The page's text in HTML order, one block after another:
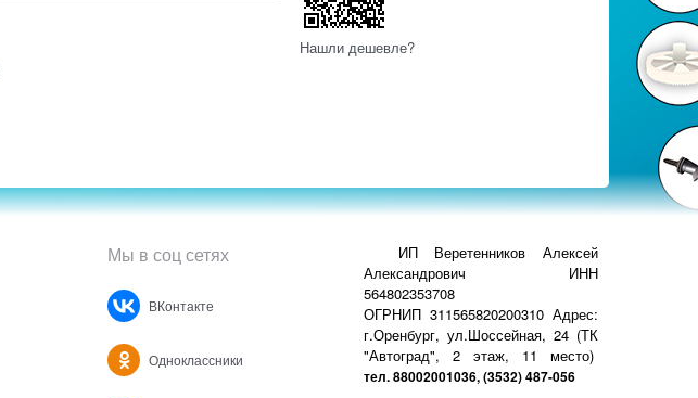
Нашли дешевле?
Мы в соц сетях
ВКонтакте
Одноклассники
ИП Веретенников Алексей
Александрович ИНН
564802353708
ОГРНИП 311565820200310 Адрес:
г.Оренбург, ул.Шоссейная, 24 (ТК
"Автоград", 2 этаж, 11 место)
тел. 88002001036, (3532) 487-056